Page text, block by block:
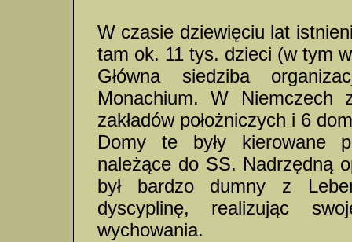
W czasie dziewięciu lat
tam ok. 11 tys. dzieci (w tym
Główna siedziba
Monachium. W Niemczech
zakładów położniczych i 6
Domy te były kierowane
należące do SS. Nadrzędną
był bardzo dumny z
dyscyplinę, realizując
wychowania.